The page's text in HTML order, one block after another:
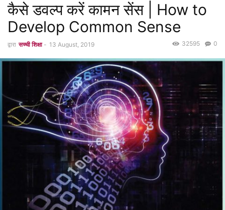
कैसे डवल्प करें कामन सेंस | How to
Develop Common Sense
द्वारा सच्ची शिक्षा - 13 August, 2019 0
32595